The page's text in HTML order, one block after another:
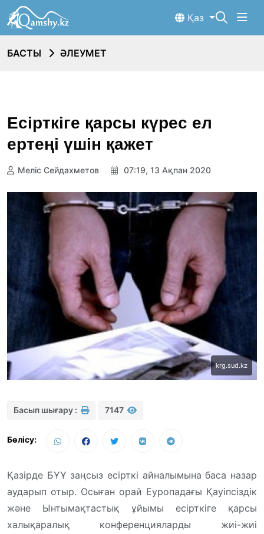
Қаз
БАСТЫ ӘЛЕУМЕТ
Есірткіге қарсы күрес ел
ертеңі үшін қажет
Меліс Сейдахметов 07:19, 13 Ақпан 2020
krg.sud.kz
Басып шығару : 7147
Бөлісу:
Қазірде БҰҰ заңсыз есірткі айналымына баса назар
аударып отыр. Осыған орай Еуропадағы Қауіпсіздік
және Ынтымақтастық ұйымы есірткіге қарсы
халықаралық конференцияларды жиі-жиі